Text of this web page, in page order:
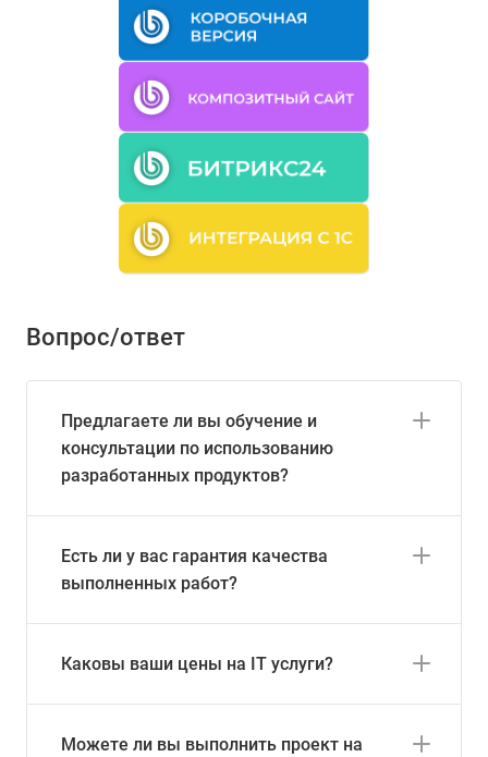
Вопрос/ответ
Предлагаете ли вы обучение и
консультации по использованию
разработанных продуктов?
Есть ли у вас гарантия качества
выполненных работ?
Каковы ваши цены на IT услуги?
Можете ли вы выполнить проект на